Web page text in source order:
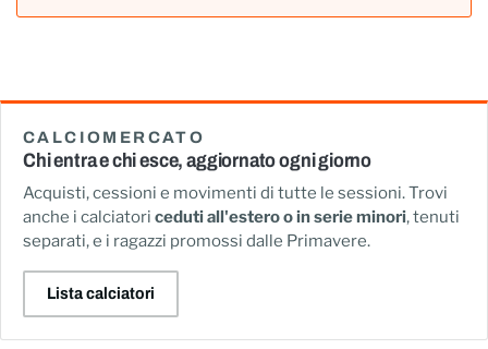
CALCIOMERCATO
Chi entra e chi esce, aggiornato ogni giorno
Acquisti, cessioni e movimenti di tutte le sessioni. Trovi
anche i calciatori ceduti all'estero o in serie minori, tenuti
separati, e i ragazzi promossi dalle Primavere.
Lista calciatori